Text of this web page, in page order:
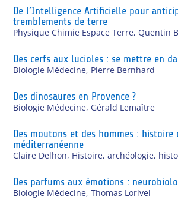
De l’Intelligence Artificielle pour
tremblements de terre
Physique Chimie Espace Terre, Quentin
Des cerfs aux lucioles : se mettre en
Biologie Médecine, Pierre Bernhard
Des dinosaures en Provence ?
Biologie Médecine, Gérald Lemaître
Des moutons et des hommes :
méditerranéenne
Claire Delhon, Histoire, archéologie,
Des parfums aux émotions :
Biologie Médecine,Thomas Lorivel